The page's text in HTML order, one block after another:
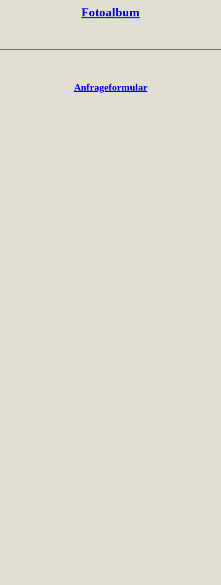
Fotoalbum
Anfrageformular